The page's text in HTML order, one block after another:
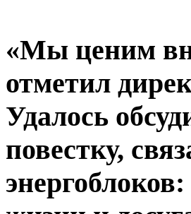
«Мы ценим
отметил
Удалось
повестку,